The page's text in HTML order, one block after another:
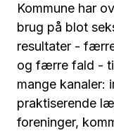
Kommune har
brug på blot
resultater -
og færre fald -
mange kanaler:
praktiserende
foreninger,